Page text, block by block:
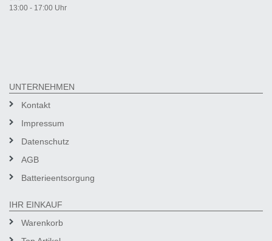
13:00 - 17:00 Uhr
UNTERNEHMEN
Kontakt
Impressum
Datenschutz
AGB
Batterieentsorgung
IHR EINKAUF
Warenkorb